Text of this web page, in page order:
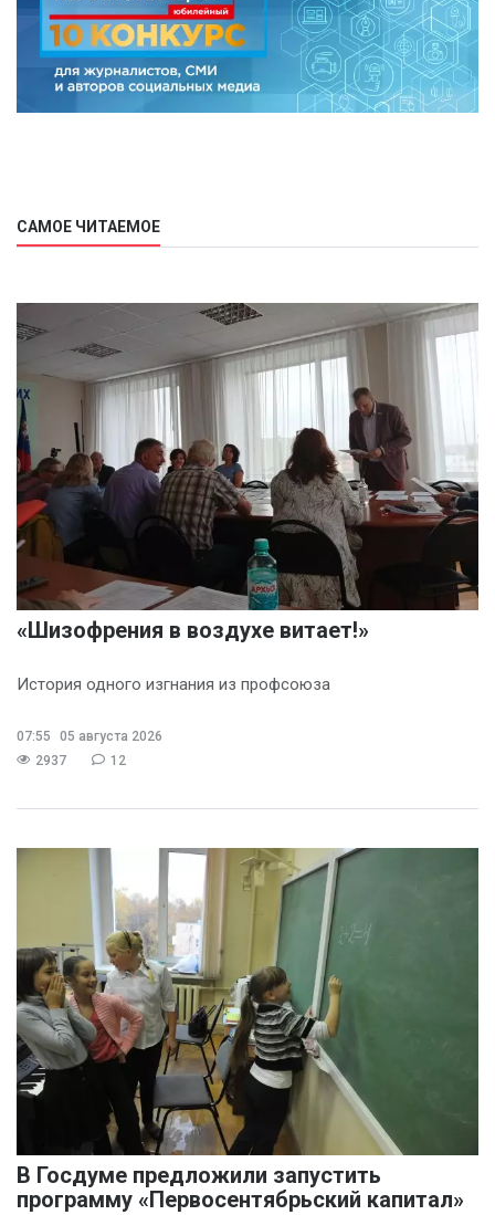
САМОЕ ЧИТАЕМОЕ
«Шизофрения в воздухе витает!»
История одного изгнания из профсоюза
07:55
05 августа 2026
2937
12
В Госдуме предложили запустить
программу «Первосентябрьский капитал»